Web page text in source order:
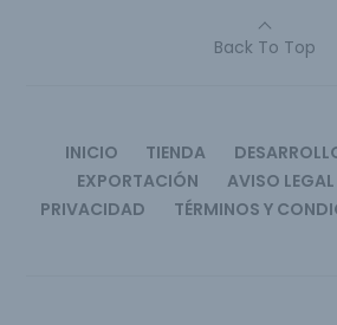
Back To Top
INICIO TIENDA
EXPORTACIÓN
AVISO LEGAL
PRIVACIDAD
TÉRMINOS Y